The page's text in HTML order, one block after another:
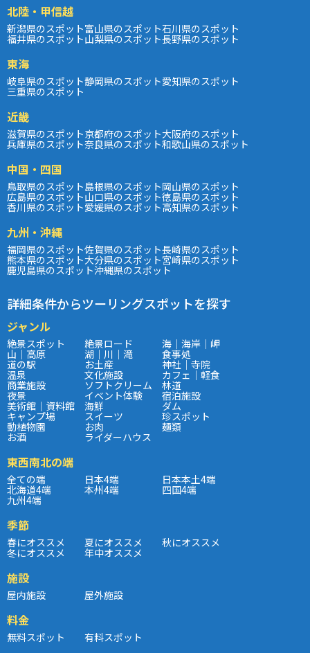
北陸・甲信越
新潟県のスポット富山県のスポット石川県のスポット
福井県のスポット山梨県のスポット長野県のスポット
東海
岐阜県のスポット静岡県のスポット愛知県のスポット
三重県のスポット
近畿
滋賀県のスポット京都府のスポット大阪府のスポット
兵庫県のスポット奈良県のスポット和歌山県のスポット
中国・四国
鳥取県のスポット島根県のスポット岡山県のスポット
広島県のスポット山口県のスポット徳島県のスポット
香川県のスポット愛媛県のスポット高知県のスポット
九州・沖縄
福岡県のスポット佐賀県のスポット長崎県のスポット
熊本県のスポット大分県のスポット宮崎県のスポット
鹿児島県のスポット沖縄県のスポット
詳細条件からツーリングスポットを探す
ジャンル
絶景スポット 絶景ロード 海｜海岸｜岬
山｜高原 湖｜川｜滝 食事処
道の駅 お土産 神社｜寺院
温泉 文化施設 カフェ｜軽食
商業施設 ソフトクリーム 林道
夜景 イベント体験 宿泊施設
美術館｜資料館 海鮮 ダム
キャンプ場 スイーツ 珍スポット
動植物園 お肉 麺類
お酒 ライダーハウス
東西南北の端
全ての端 日本4端 日本本土4端
北海道4端 本州4端 四国4端
九州4端
季節
春にオススメ 夏にオススメ 秋にオススメ
冬にオススメ 年中オススメ
施設
屋内施設 屋外施設
料金
無料スポット 有料スポット